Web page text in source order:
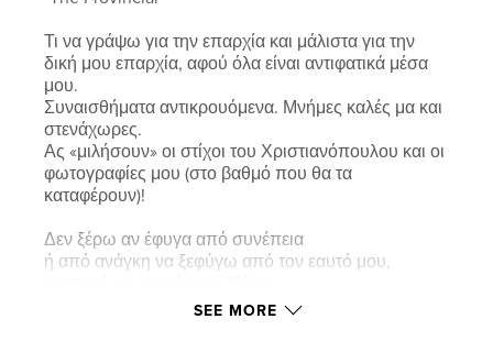
Τι να γράψω για την επαρχία και μάλιστα για την
δική μου επαρχία, αφού όλα είναι αντιφατικά μέσα
μου.
Συναισθήματα αντικρουόμενα. Μνήμες καλές μα και
στενάχωρες.
Ας «μιλήσουν» οι στίχοι του Χριστιανόπουλου και οι
φωτογραφίες μου (στο βαθμό που θα τα
καταφέρουν)!
Δεν ξέρω αν έφυγα από συνέπεια
ή από ανάγκη να ξεφύγω από τον εαυτό μου,
με τα χριστιανικά της σωματεία
SEE MORE